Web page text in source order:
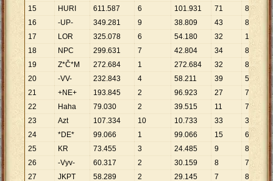
15
HURI 611.587 6 101.931 71 8 614
16
-UP- 349.281 9 38.809 43 8
123
17
LOR 325.078 6 54.180 32 10
18
NPC 299.631 7 42.804 34 8
19
Z*Č*M 272.684 1 272.684 32 8 521
20
-VV- 232.843 4 58.211 39 5
970
21
+NE+ 193.845 2 96.923 27 7
22
Haha 79.030 2 39.515 11 7 185
23
Azt 107.334 10 10.733 33 3
253
24
*DE* 99.066 1 99.066 15 6
25
KR 73.455 3 24.485 9 8
162
26
-Vyv- 60.317 2 30.159 8 7. 540
27
JKPT 58.289 2 29.145 7 8